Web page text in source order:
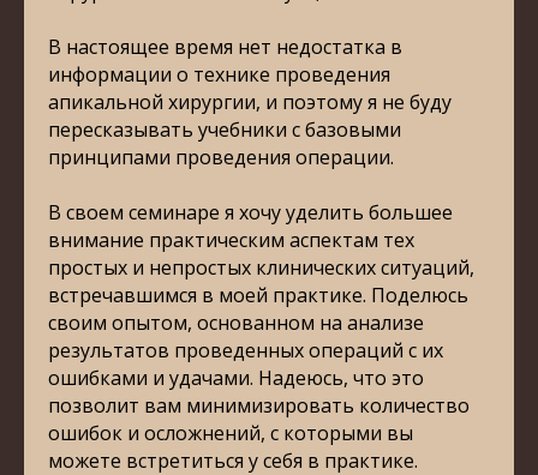
В настоящее время нет недостатка в
информации о технике проведения
апикальной хирургии, и поэтому я не буду
пересказывать учебники с базовыми
принципами проведения операции.
В своем семинаре я хочу уделить большее
внимание практическим аспектам тех
простых и непростых клинических ситуаций,
встречавшимся в моей практике. Поделюсь
своим опытом, основанном на анализе
результатов проведенных операций с их
ошибками и удачами. Надеюсь, что это
позволит вам минимизировать количество
ошибок и осложнений, с которыми вы
можете встретиться у себя в практике.